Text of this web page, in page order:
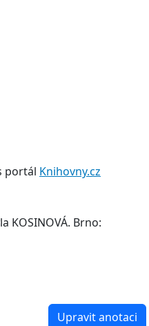
portál Knihovny.cz
KOSINOVÁ. Brno:
Upravit anotaci